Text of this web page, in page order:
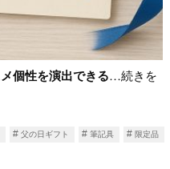
個性を演出できる…続きを
父の日ギフト 筆記具 限定品